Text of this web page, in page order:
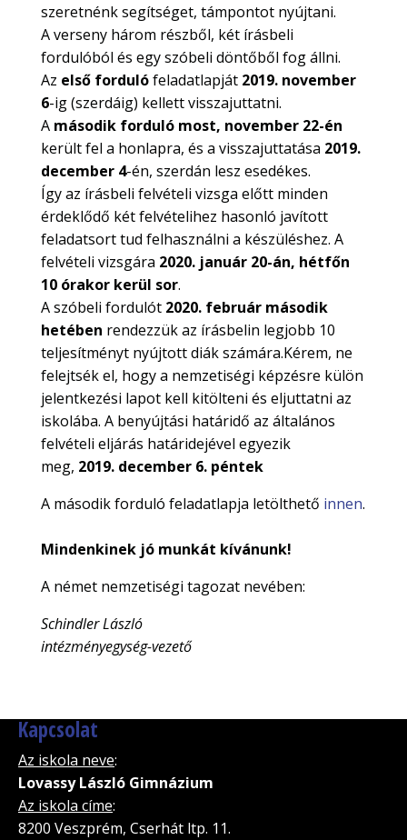
szeretnénk segítséget, támpontot nyújtani.
A verseny három részből, két írásbeli
fordulóból és egy szóbeli döntőből fog állni.
Az első fordulófeladatlapját 2019. november
6-ig (szerdáig) kellett visszajuttatni.
A második forduló most, november 22-én
került fel a honlapra, és a visszajuttatása 2019.
december 4-én, szerdán lesz esedékes.
Így az írásbeli felvételi vizsga előtt minden
érdeklődő két felvételihez hasonló javított
feladatsort tud felhasználni a készüléshez. A
felvételi vizsgára 2020. január 20-án, hétfőn
10 órakor kerül sor.
A szóbeli fordulót 2020. február második
hetében rendezzük az írásbelin legjobb 10
teljesítményt nyújtott diák számára.Kérem, ne
felejtsék el, hogy a nemzetiségi képzésre külön
jelentkezési lapot kell kitölteni és eljuttatni az
iskolába. A benyújtási határidő az általános
felvételi eljárás határidejével egyezik
meg, 2019. december 6. péntek
A második forduló feladatlapja letölthető innen.
Mindenkinek jó munkát kívánunk!
A német nemzetiségi tagozat nevében:
Schindler László
intézményegység-vezető
Kapcsolat
Az iskola neve:
Lovassy László Gimnázium
Az iskola címe:
8200 Veszprém, Cserhát ltp. 11.